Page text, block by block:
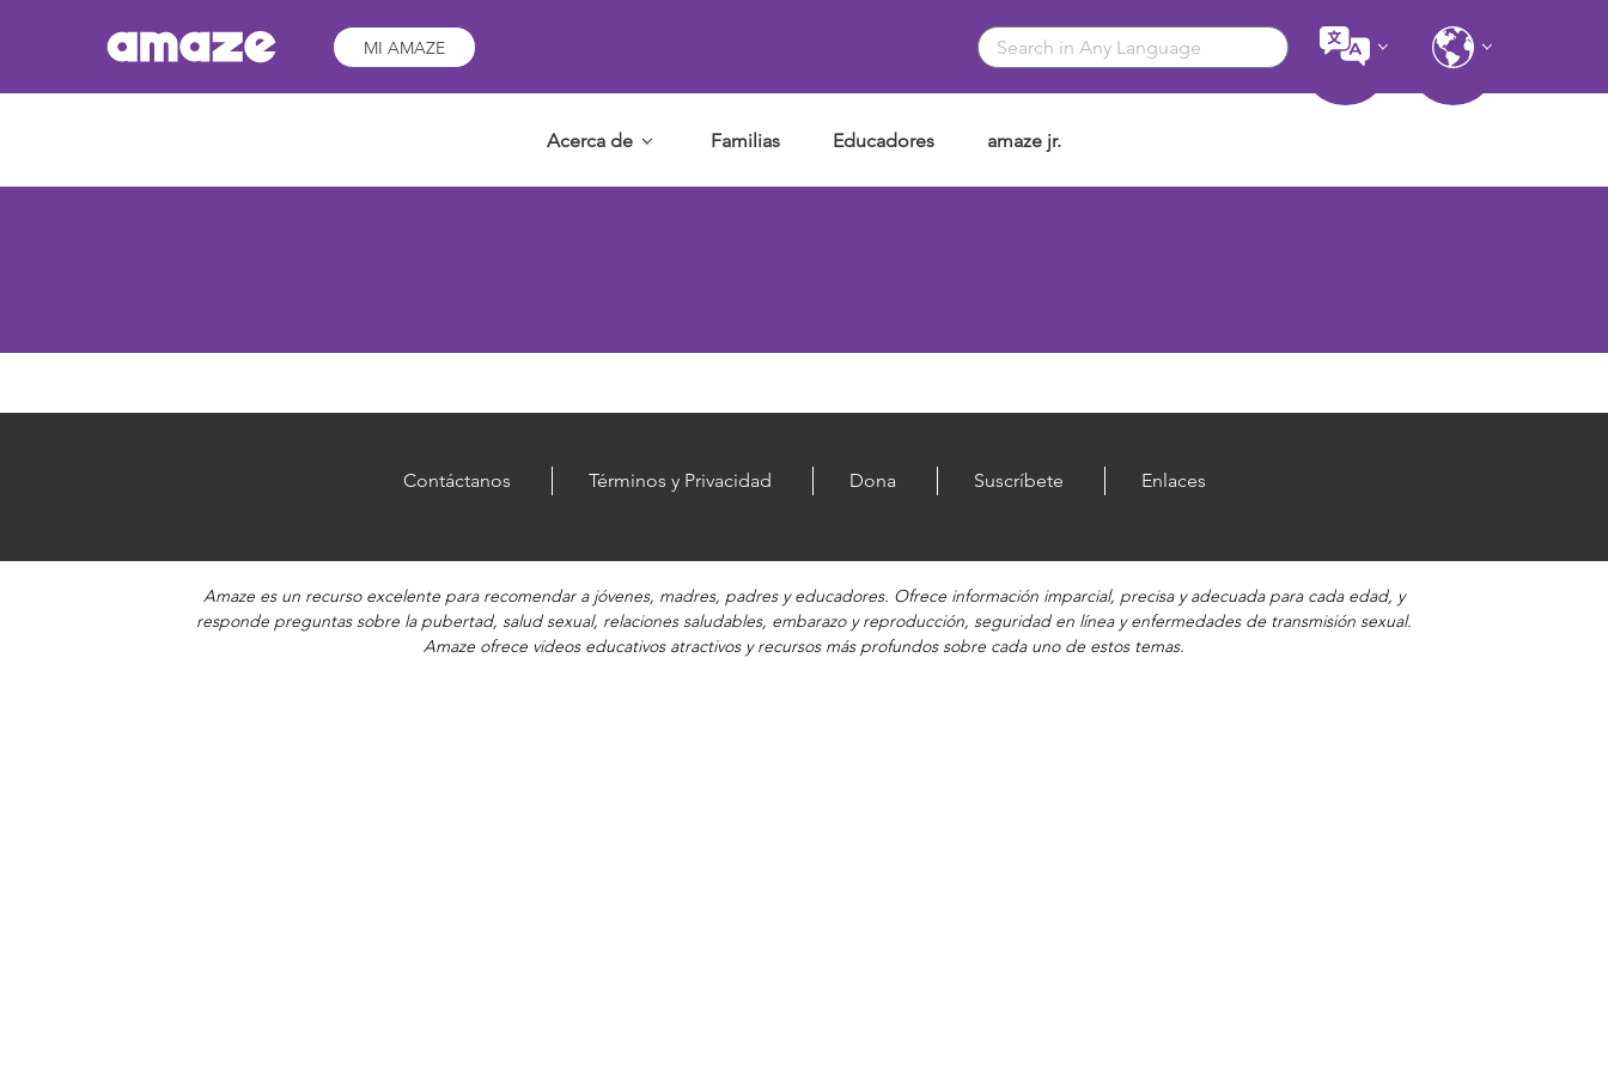
MI AMAZE
Familias Educadores amaze jr.
Acerca de
Contáctanos Términos y Privacidad Dona Suscríbete Enlaces
Amaze es un recurso excelente para recomendar a jóvenes, madres, padres y educadores. Ofrece información imparcial, precisa y adecuada para cada edad, y
responde preguntas sobre la pubertad, salud sexual, relaciones saludables, embarazo y reproducción, seguridad en línea y enfermedades de transmisión sexual.
Amaze ofrece videos educativos atractivos y recursos más profundos sobre cada uno de estos temas.